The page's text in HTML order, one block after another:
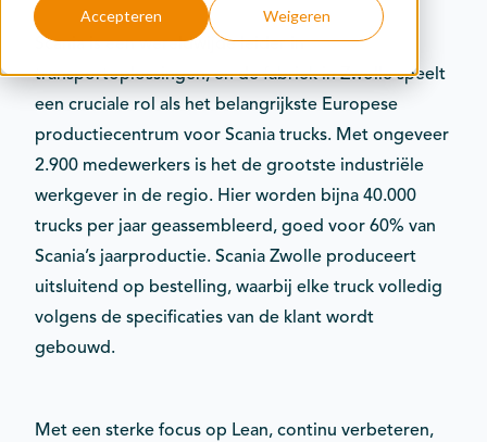
Accepteren Weigeren
Over organisatie
Contact
Kalender
Scania is een wereldwijde leider in
transportoplossingen, en de fabriek in Zwolle speelt
een cruciale rol als het belangrijkste Europese
productiecentrum voor Scania trucks. Met ongeveer
2.900 medewerkers is het de grootste industriële
werkgever in de regio. Hier worden bijna 40.000
trucks per jaar geassembleerd, goed voor 60% van
Scania’s jaarproductie. Scania Zwolle produceert
uitsluitend op bestelling, waarbij elke truck volledig
volgens de specificaties van de klant wordt
gebouwd.
Met een sterke focus op Lean, continu verbeteren,